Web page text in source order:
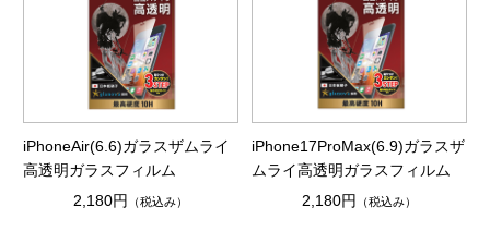
iPhoneAir(6.6)ガラスザムライ
高透明ガラスフィルム
2,180円
（税込み）
iPhone17ProMax(6.9)ガラスザ
ムライ高透明ガラスフィルム
2,180円
（税込み）